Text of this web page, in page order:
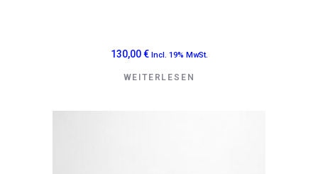
130,00€ Incl. 19% MwSt.
WEITERLESEN